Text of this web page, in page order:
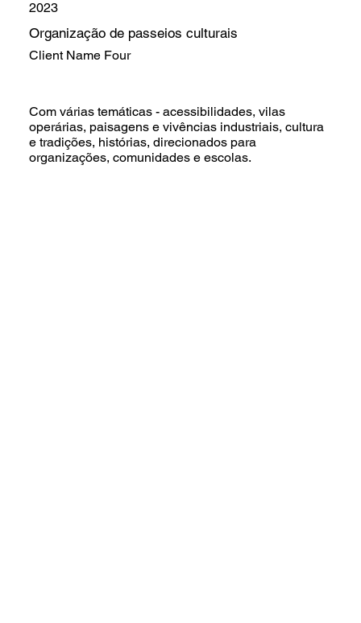
Client Name Four
Organização de passeios culturais
2023
Com várias temáticas - acessibilidades, vilas
operárias, paisagens e vivências industriais, cultura
e tradições, histórias, direcionados para
organizações, comunidades e escolas.